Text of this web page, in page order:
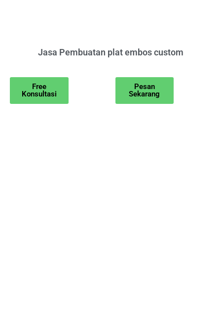
Jasa Pembuatan plat embos custom
Free
Konsultasi
Pesan
Sekarang